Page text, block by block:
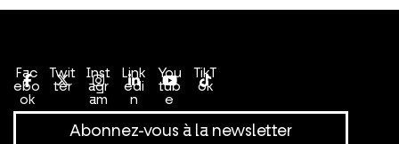
Fac
ebo
ok
Twit
ter
Inst
agr
am
Link
edi
n
You
tub
e
TikT
ok
Abonnez-vous à la newsletter